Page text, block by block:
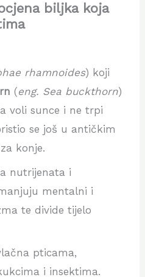
biljka koja
rhamnoides) koji
(eng. Sea buckthorn)
voli sunce i ne trpi
se još u antičkim
konje.
nutrijenata i
mentalni i
te divide tijelo
pticama,
i insektima.